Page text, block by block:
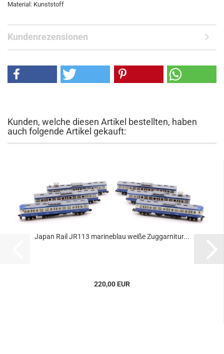
Material: Kunststoff
Kundenrezensionen
Kunden, welche diesen Artikel bestellten, haben
auch folgende Artikel gekauft:
Japan Rail JR113 marineblau weiße Zuggarnitur...
220,00 EUR